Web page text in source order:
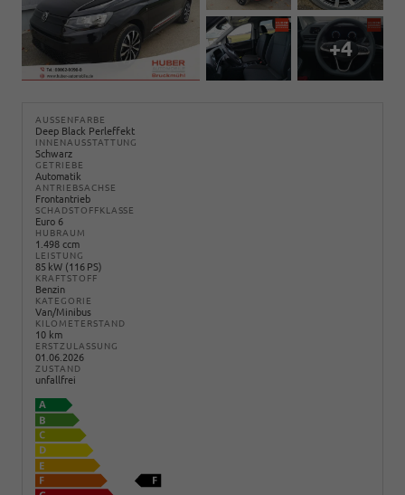
+4
AUSSENFARBE
Deep Black Perleffekt
INNENAUSSTATTUNG
Schwarz
GETRIEBE
Automatik
ANTRIEBSACHSE
Frontantrieb
SCHADSTOFFKLASSE
Euro 6
HUBRAUM
1.498 ccm
LEISTUNG
85 kW (116 PS)
KRAFTSTOFF
Benzin
KATEGORIE
Van/Minibus
KILOMETERSTAND
10 km
ERSTZULASSUNG
01.06.2026
ZUSTAND
unfallfrei